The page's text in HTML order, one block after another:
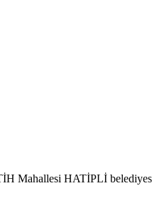
Mahallesi HATİPLİ